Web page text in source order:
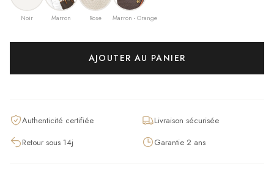
Noir Marron Rose Marron - Orange
AJOUTER AU PANIER
Authenticité certifiée
Livraison sécurisée
Retour sous 14j
Garantie 2 ans